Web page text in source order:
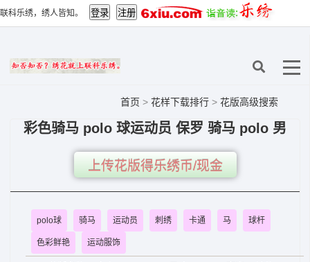
联科乐绣，绣人皆知。
首页 > 花样下载排行 > 花版高级搜索
彩色骑马 polo 球运动员 保罗 骑马 polo 男
上传花版得乐绣币/现金
polo球 骑马 运动员 刺绣 卡通 马 球杆
色彩鲜艳 运动服饰